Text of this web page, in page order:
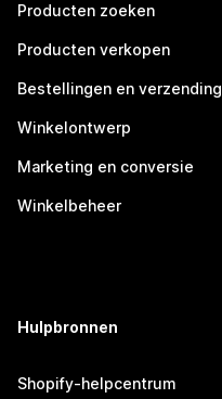
Producten zoeken
Producten verkopen
Bestellingen en verzending
Winkelontwerp
Marketing en conversie
Winkelbeheer
Hulpbronnen
Shopify-helpcentrum